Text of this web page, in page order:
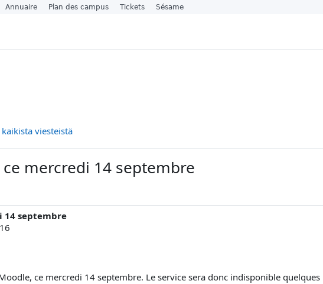
viesteistä
mercredi 14 septembre
14 septembre
ce mercredi 14 septembre. Le service sera donc indisponible
Annuaire Plan des campus Tickets Sésame